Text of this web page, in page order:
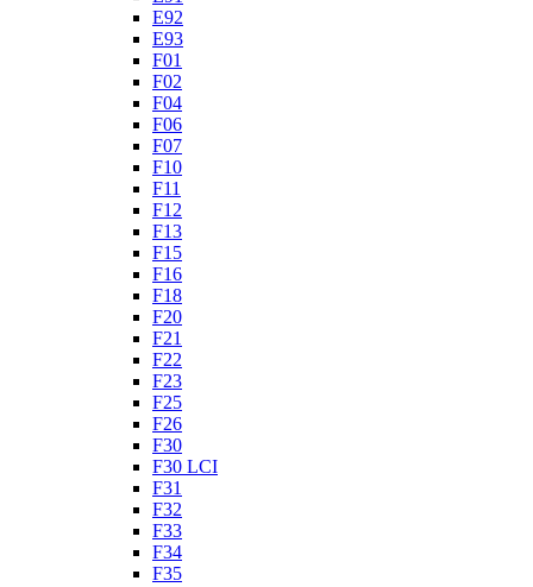
E92
E93
F01
F02
F04
F06
F07
F10
F11
F12
F13
F15
F16
F18
F20
F21
F22
F23
F25
F26
F30
F30 LCI
F31
F32
F33
F34
F35